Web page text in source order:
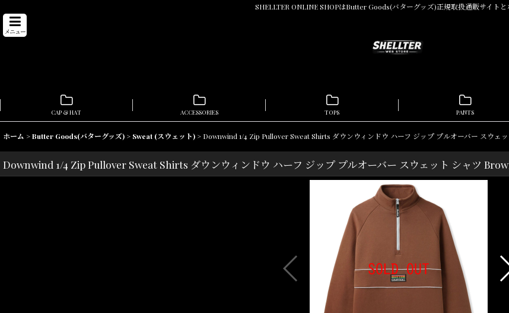
SHELLTER ONLINE SHOPはButter Goods(バターグッズ)正規取扱通販サイトと
メニュー
CAP & HAT ACCESSORIES TOPS PANTS
ホーム >Butter Goods(バターグッズ) > Sweat (スウェット) > Downwind 1/4 Zip Pullover Sweat Shirts ダウンウィンドウ ハーフ ジップ プルオーバー スウェ
Downwind 1/4 Zip Pullover Sweat Shirts ダウンウィンドウ ハーフ ジップ プルオーバー スウェット シャツ